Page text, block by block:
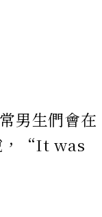
男生們會在
，“It was